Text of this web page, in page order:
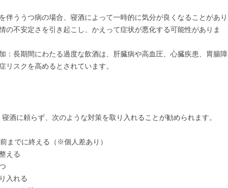
伴ううつ病の場合、寝酒によって一時的に気分が良くなることがあり
の不安定さを引き起こし、かえって症状が悪化する可能性がありま
：長期間にわたる過度な飲酒は、肝臓病や高血圧、心臓疾患、胃腸障
リスクを高めるとされています。
酒に頼らず、次のような対策を取り入れることが勧められます。
までに終える（※個人差あり）
える
入れる